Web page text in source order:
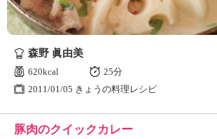
森野 眞由美
620kcal
25分
2011/01/05 きょうの料理レシピ
豚肉のクイックカレー